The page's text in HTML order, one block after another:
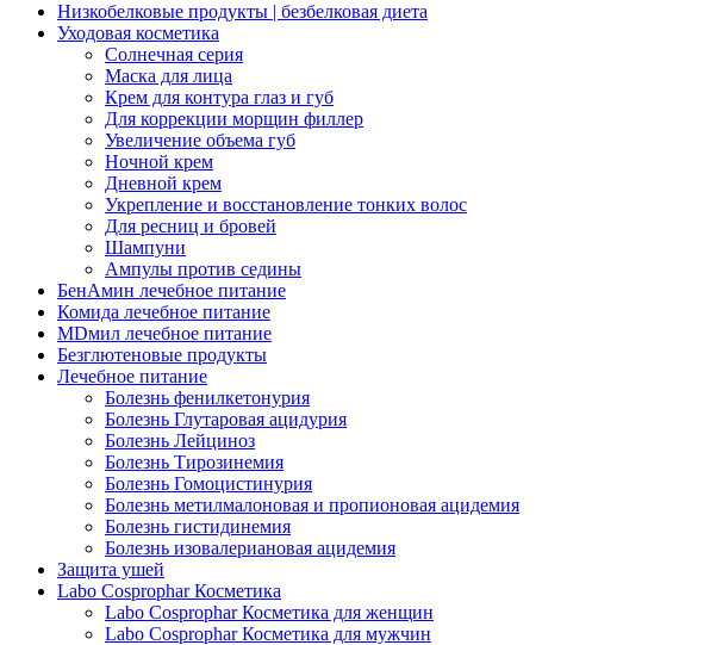
Низкобелковые продукты | безбелковая диета
Уходовая косметика
Солнечная серия
Маска для лица
Крем для контура глаз и губ
Для коррекции морщин филлер
Увеличение объема губ
Ночной крем
Дневной крем
Укрепление и восстановление тонких волос
Для ресниц и бровей
Шампуни
Ампулы против седины
БенАмин лечебное питание
Комида лечебное питание
MDмил лечебное питание
Безглютеновые продукты
Лечебное питание
Болезнь фенилкетонурия
Болезнь Глутаровая ацидурия
Болезнь Лейциноз
Болезнь Тирозинемия
Болезнь Гомоцистинурия
Болезнь метилмалоновая и пропионовая ацидемия
Болезнь гистидинемия
Болезнь изовалериановая ацидемия
Защита ушей
Labo Cosprophar Косметика
Labo Cosprophar Косметика для женщин
Labo Cosprophar Косметика для мужчин